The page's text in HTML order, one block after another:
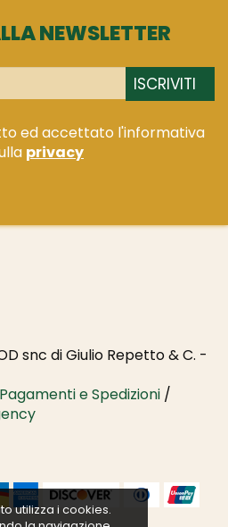
NEWSLETTER
ISCRIVITI
ed accettato l'informativa
privacy
snc di Giulio Repetto & C. -
Pagamenti e Spedizioni /
utilizza i cookies.